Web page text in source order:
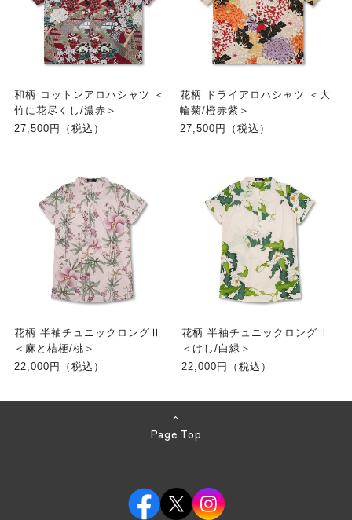
和柄 コットンアロハシャツ ＜
竹に花尽くし/濃赤＞
27,500円（税込）
花柄 ドライアロハシャツ ＜大
輪菊/橙赤紫＞
27,500円（税込）
花柄 半袖チュニックロングⅡ
＜麻と桔梗/桃＞
22,000円（税込）
花柄 半袖チュニックロングⅡ
＜けし/白緑＞
22,000円（税込）
Page Top